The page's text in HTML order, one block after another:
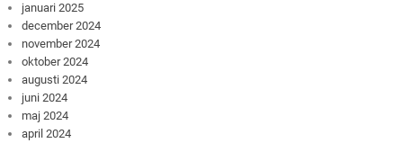
januari 2025
december 2024
november 2024
oktober 2024
augusti 2024
juni 2024
maj 2024
april 2024